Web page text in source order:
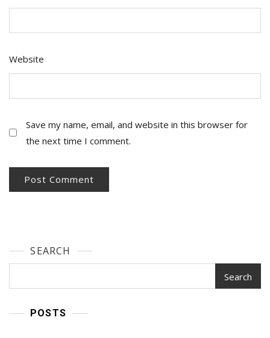
Website
Save my name, email, and website in this browser for
the next time I comment.
SEARCH
Search
POSTS